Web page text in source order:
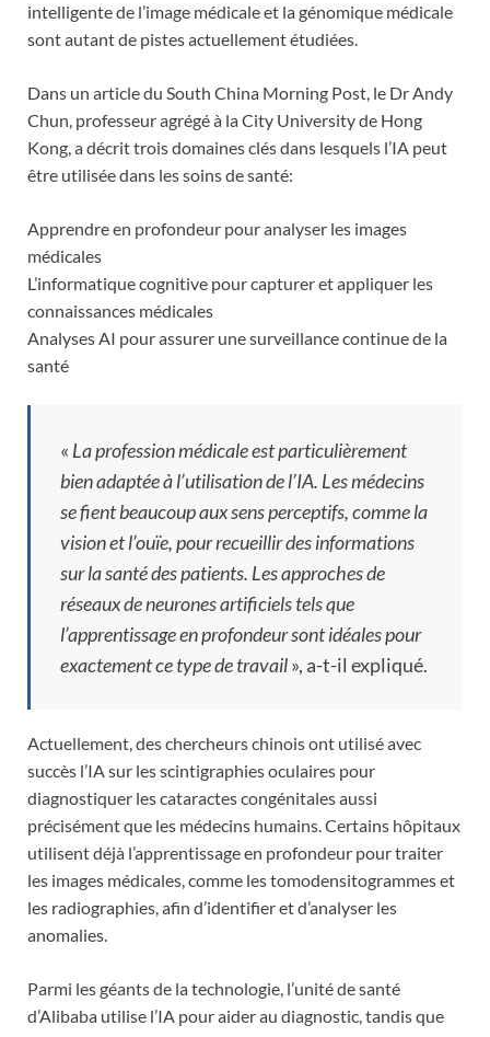
intelligente de l’image médicale et la génomique médicale
sont autant de pistes actuellement étudiées.
Dans un article du South China Morning Post, le Dr Andy
Chun, professeur agrégé à la City University de Hong
Kong, a décrit trois domaines clés dans lesquels l’IA peut
être utilisée dans les soins de santé:
Apprendre en profondeur pour analyser les images
médicales
L’informatique cognitive pour capturer et appliquer les
connaissances médicales
Analyses AI pour assurer une surveillance continue de la
santé
« La profession médicale est particulièrement
bien adaptée à l’utilisation de l’IA. Les médecins
se fient beaucoup aux sens perceptifs, comme la
vision et l’ouïe, pour recueillir des informations
sur la santé des patients. Les approches de
réseaux de neurones artificiels tels que
l’apprentissage en profondeur sont idéales pour
exactement ce type de travail», a-t-il expliqué.
Actuellement, des chercheurs chinois ont utilisé avec
succès l’IA sur les scintigraphies oculaires pour
diagnostiquer les cataractes congénitales aussi
précisément que les médecins humains. Certains hôpitaux
utilisent déjà l’apprentissage en profondeur pour traiter
les images médicales, comme les tomodensitogrammes et
les radiographies, afin d’identifier et d’analyser les
anomalies.
Parmi les géants de la technologie, l’unité de santé
d’Alibaba utilise l’IA pour aider au diagnostic, tandis que